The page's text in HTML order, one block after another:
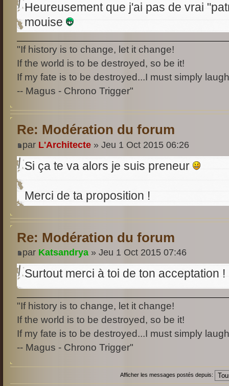
Heureusement que j'ai pas de vrai
mouise
"If history is to change, let it change!
If the world is to be destroyed, so be it!
If my fate is to be destroyed...I must simply
-- Magus - Chrono Trigger"
Re: Modération du forum
par L'Architecte » Jeu 1 Oct 2015 06:26
Si ça te va alors je suis preneur
Merci de ta proposition !
Re: Modération du forum
par Katsandrya » Jeu 1 Oct 2015 07:46
Surtout merci à toi de ton acceptation !
"If history is to change, let it change!
If the world is to be destroyed, so be it!
If my fate is to be destroyed...I must simply
-- Magus - Chrono Trigger"
Afficher les messages postés depuis: